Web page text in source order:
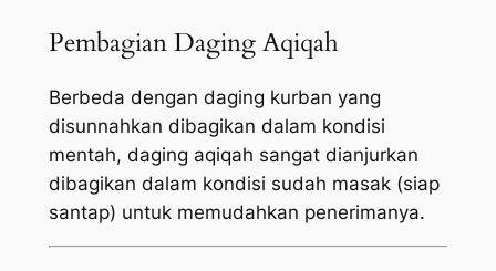
Pembagian Daging Aqiqah
Berbeda dengan daging kurban yang
disunnahkan dibagikan dalam kondisi
mentah, daging aqiqah sangat dianjurkan
dibagikan dalam kondisi sudah masak (siap
santap) untuk memudahkan penerimanya.